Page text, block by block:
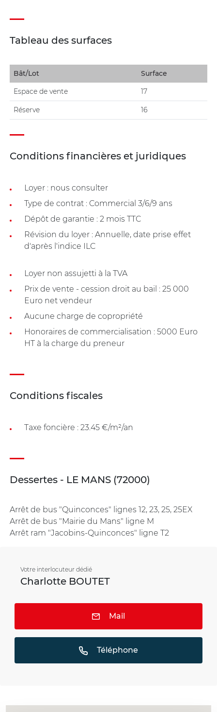
Tableau des surfaces
Bât/Lot Surface
Espace de vente 17
Réserve 16
Conditions financières et juridiques
Loyer : nous consulter
Type de contrat : Commercial 3/6/9 ans
Dépôt de garantie : 2 mois TTC
Révision du loyer : Annuelle, date prise effet
d'après l'indice ILC
Loyer non assujetti à la TVA
Prix de vente - cession droit au bail : 25 000
Euro net vendeur
Aucune charge de copropriété
Honoraires de commercialisation : 5000 Euro
HT à la charge du preneur
Conditions fiscales
Taxe foncière : 23.45 €/m²/an
Dessertes - LE MANS (72000)
Arrêt de bus "Quinconces" lignes 12, 23, 25, 25EX
Arrêt de bus "Mairie du Mans" ligne M
Arrêt ram "Jacobins-Quinconces" ligne T2
Votre interlocuteur dédié
Charlotte BOUTET
Mail
Téléphone